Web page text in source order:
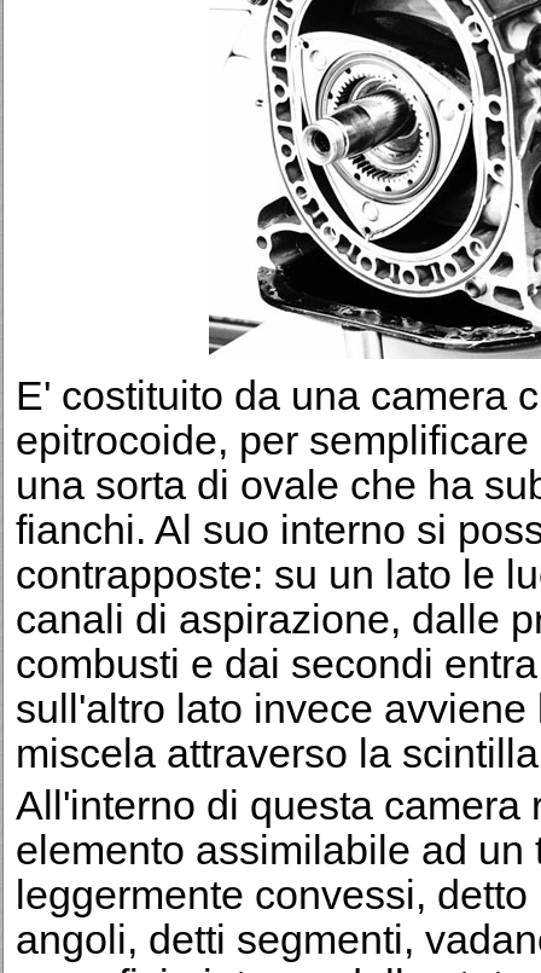
E' costituito da una camera
epitrocoide, per
una sorta di ovale che ha
fianchi. Al suo interno si
contrapposte: su un lato le
canali di aspirazione, dalle
combusti e dai secondi
sull'altro lato invece
miscela attraverso la
All'interno di questa camera
elemento assimilabile ad
leggermente convessi,
angoli, detti segmenti,